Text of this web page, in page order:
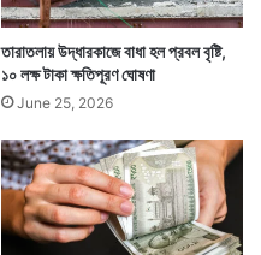
তারাতলায় উদ্ধারকাজে বাধা হল প্রবল বৃষ্টি,
১০ লক্ষ টাকা ক্ষতিপূরণ ঘোষণা
June 25, 2026